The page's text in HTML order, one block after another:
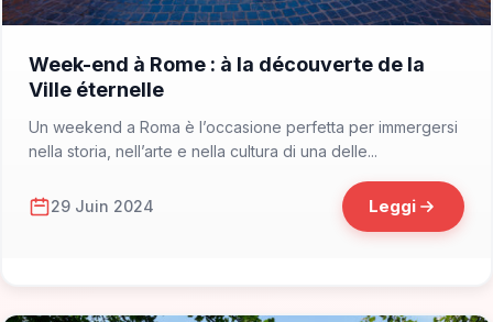
Week-end à Rome : à la découverte de la
Ville éternelle
Un weekend a Roma è l’occasione perfetta per immergersi
nella storia, nell’arte e nella cultura di una delle...
29 Juin 2024 Leggi